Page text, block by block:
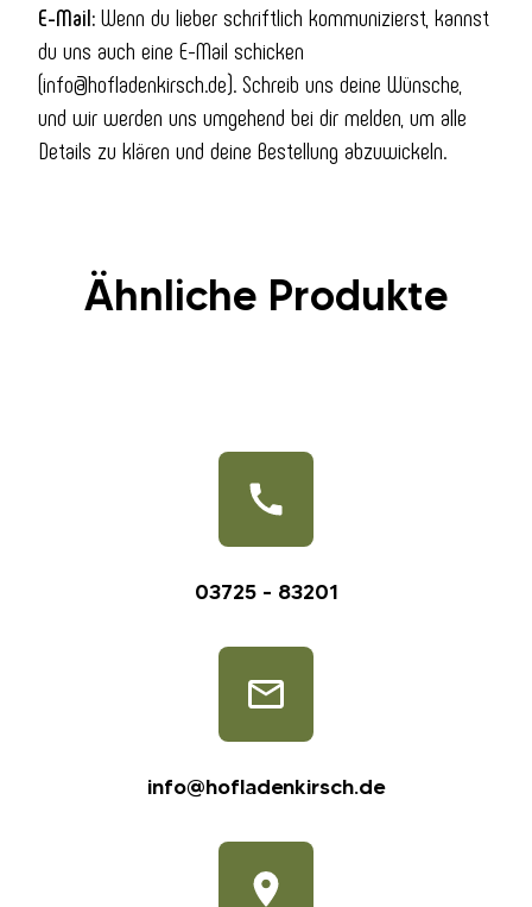
E-Mail: Wenn du lieber schriftlich kommunizierst, kannst
du uns auch eine E-Mail schicken
(info@hofladenkirsch.de). Schreib uns deine Wünsche,
und wir werden uns umgehend bei dir melden, um alle
Details zu klären und deine Bestellung abzuwickeln.
Ähnliche Produkte
03725 - 83201
info@hofladenkirsch.de